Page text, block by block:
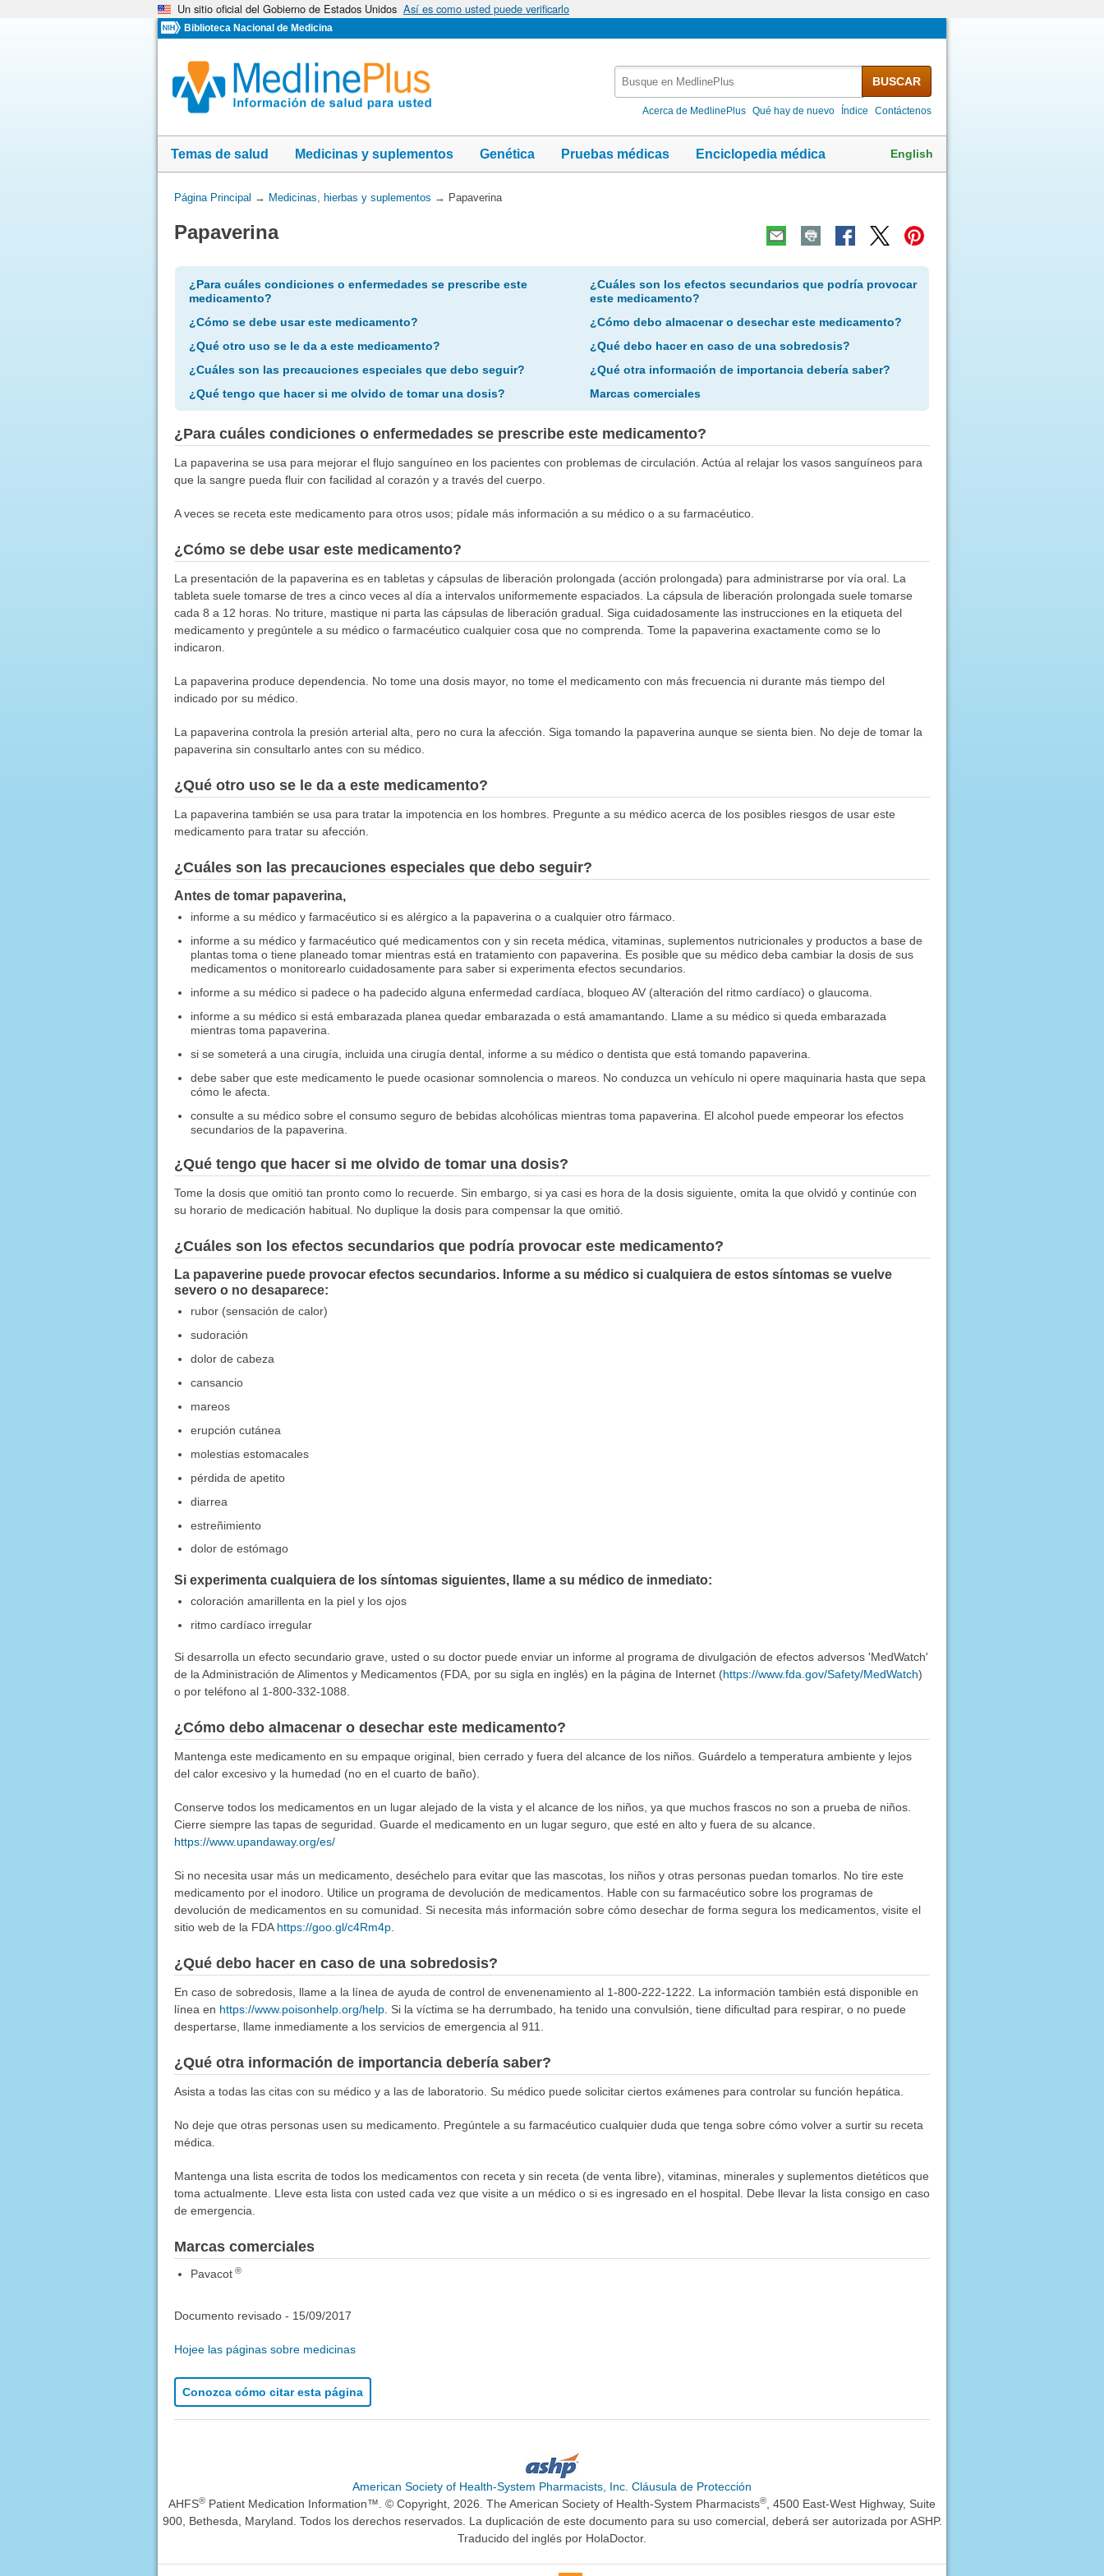
Un sitio oficial del Gobierno de Estados Unidos Así es como usted puede verificarlo
Biblioteca Nacional de Medicina
MedlinePlus
BUSCAR
Acerca de MedlinePlus Qué hay de nuevo Índice Contáctenos
Temas de salud Medicinas y suplementos Genética Pruebas médicas Enciclopedia médica English
Usted
aquí:
Página Principal → Medicinas, hierbas y suplementos → Papaverina
Papaverina
¿Para cuáles condiciones o enfermedades se prescribe este
medicamento?
¿Cómo se debe usar este medicamento?
¿Qué otro uso se le da a este medicamento?
¿Cuáles son las precauciones especiales que debo seguir?
¿Qué tengo que hacer si me olvido de tomar una dosis?
¿Cuáles son los efectos secundarios que podría provocar
este medicamento?
¿Cómo debo almacenar o desechar este medicamento?
¿Qué debo hacer en caso de una sobredosis?
¿Qué otra información de importancia debería saber?
Marcas comerciales
¿Para cuáles condiciones o enfermedades se prescribe este medicamento?
La papaverina se usa para mejorar el flujo sanguíneo en los pacientes con problemas de circulación. Actúa al relajar los vasos sanguíneos para
que la sangre pueda fluir con facilidad al corazón y a través del cuerpo.
A veces se receta este medicamento para otros usos; pídale más información a su médico o a su farmacéutico.
¿Cómo se debe usar este medicamento?
La presentación de la papaverina es en tabletas y cápsulas de liberación prolongada (acción prolongada) para administrarse por vía oral. La
tableta suele tomarse de tres a cinco veces al día a intervalos uniformemente espaciados. La cápsula de liberación prolongada suele tomarse
cada 8 a 12 horas. No triture, mastique ni parta las cápsulas de liberación gradual. Siga cuidadosamente las instrucciones en la etiqueta del
medicamento y pregúntele a su médico o farmacéutico cualquier cosa que no comprenda. Tome la papaverina exactamente como se lo
indicaron.
La papaverina produce dependencia. No tome una dosis mayor, no tome el medicamento con más frecuencia ni durante más tiempo del
indicado por su médico.
La papaverina controla la presión arterial alta, pero no cura la afección. Siga tomando la papaverina aunque se sienta bien. No deje de tomar la
papaverina sin consultarlo antes con su médico.
¿Qué otro uso se le da a este medicamento?
La papaverina también se usa para tratar la impotencia en los hombres. Pregunte a su médico acerca de los posibles riesgos de usar este
medicamento para tratar su afección.
¿Cuáles son las precauciones especiales que debo seguir?
Antes de tomar papaverina,
informe a su médico y farmacéutico si es alérgico a la papaverina o a cualquier otro fármaco.
informe a su médico y farmacéutico qué medicamentos con y sin receta médica, vitaminas, suplementos nutricionales y productos a base de
plantas toma o tiene planeado tomar mientras está en tratamiento con papaverina. Es posible que su médico deba cambiar la dosis de sus
medicamentos o monitorearlo cuidadosamente para saber si experimenta efectos secundarios.
informe a su médico si padece o ha padecido alguna enfermedad cardíaca, bloqueo AV (alteración del ritmo cardíaco) o glaucoma.
informe a su médico si está embarazada planea quedar embarazada o está amamantando. Llame a su médico si queda embarazada
mientras toma papaverina.
si se someterá a una cirugía, incluida una cirugía dental, informe a su médico o dentista que está tomando papaverina.
debe saber que este medicamento le puede ocasionar somnolencia o mareos. No conduzca un vehículo ni opere maquinaria hasta que sepa
cómo le afecta.
consulte a su médico sobre el consumo seguro de bebidas alcohólicas mientras toma papaverina. El alcohol puede empeorar los efectos
secundarios de la papaverina.
¿Qué tengo que hacer si me olvido de tomar una dosis?
Tome la dosis que omitió tan pronto como lo recuerde. Sin embargo, si ya casi es hora de la dosis siguiente, omita la que olvidó y continúe con
su horario de medicación habitual. No duplique la dosis para compensar la que omitió.
¿Cuáles son los efectos secundarios que podría provocar este medicamento?
La papaverine puede provocar efectos secundarios. Informe a su médico si cualquiera de estos síntomas se vuelve
severo o no desaparece:
rubor (sensación de calor)
sudoración
dolor de cabeza
cansancio
mareos
erupción cutánea
molestias estomacales
pérdida de apetito
diarrea
estreñimiento
dolor de estómago
Si experimenta cualquiera de los síntomas siguientes, llame a su médico de inmediato:
coloración amarillenta en la piel y los ojos
ritmo cardíaco irregular
Si desarrolla un efecto secundario grave, usted o su doctor puede enviar un informe al programa de divulgación de efectos adversos 'MedWatch'
de la Administración de Alimentos y Medicamentos (FDA, por su sigla en inglés) en la página de Internet (https://www.fda.gov/Safety/MedWatch)
o por teléfono al 1-800-332-1088.
¿Cómo debo almacenar o desechar este medicamento?
Mantenga este medicamento en su empaque original, bien cerrado y fuera del alcance de los niños. Guárdelo a temperatura ambiente y lejos
del calor excesivo y la humedad (no en el cuarto de baño).
Conserve todos los medicamentos en un lugar alejado de la vista y el alcance de los niños, ya que muchos frascos no son a prueba de niños.
Cierre siempre las tapas de seguridad. Guarde el medicamento en un lugar seguro, que esté en alto y fuera de su alcance.
https://www.upandaway.org/es/
Si no necesita usar más un medicamento, deséchelo para evitar que las mascotas, los niños y otras personas puedan tomarlos. No tire este
medicamento por el inodoro. Utilice un programa de devolución de medicamentos. Hable con su farmacéutico sobre los programas de
devolución de medicamentos en su comunidad. Si necesita más información sobre cómo desechar de forma segura los medicamentos, visite el
sitio web de la FDAhttps://goo.gl/c4Rm4p.
¿Qué debo hacer en caso de una sobredosis?
En caso de sobredosis, llame a la línea de ayuda de control de envenenamiento al 1-800-222-1222. La información también está disponible en
línea en https://www.poisonhelp.org/help. Si la víctima se ha derrumbado, ha tenido una convulsión, tiene dificultad para respirar, o no puede
despertarse, llame inmediamente a los servicios de emergencia al 911.
¿Qué otra información de importancia debería saber?
Asista a todas las citas con su médico y a las de laboratorio. Su médico puede solicitar ciertos exámenes para controlar su función hepática.
No deje que otras personas usen su medicamento. Pregúntele a su farmacéutico cualquier duda que tenga sobre cómo volver a surtir su receta
médica.
Mantenga una lista escrita de todos los medicamentos con receta y sin receta (de venta libre), vitaminas, minerales y suplementos dietéticos que
toma actualmente. Lleve esta lista con usted cada vez que visite a un médico o si es ingresado en el hospital. Debe llevar la lista consigo en caso
de emergencia.
Marcas comerciales
Pavacot ®
Documento revisado - 15/09/2017
Hojee las páginas sobre medicinas
Conozca cómo citar esta página
American Society of Health-System Pharmacists, Inc. Cláusula de Protección
AHFS® Patient Medication Information™. © Copyright, 2026. The American Society of Health-System Pharmacists®, 4500 East-West Highway, Suite
900, Bethesda, Maryland. Todos los derechos reservados. La duplicación de este documento para su uso comercial, deberá ser autorizada por ASHP.
Traducido del inglés por HolaDoctor.